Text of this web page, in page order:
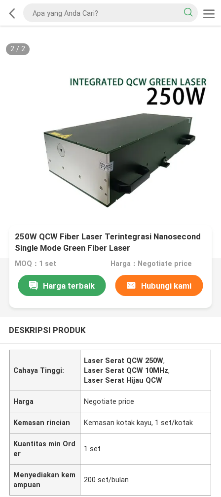
2/ 2
250W QCW Fiber Laser Terintegrasi Nanosecond
Single Mode Green Fiber Laser
MOQ：1 set Harga：Negotiate price
Harga terbaik Hubungi kami
DESKRIPSI PRODUK
Cahaya Tinggi:
Laser Serat QCW 250W,
Laser Serat QCW 10MHz,
Laser Serat Hijau QCW
Harga Negotiate price
Kemasan rincian Kemasan kotak kayu, 1 set/kotak
Kuantitas min Ord
er
1 set
Menyediakan kem
ampuan
200 set/bulan